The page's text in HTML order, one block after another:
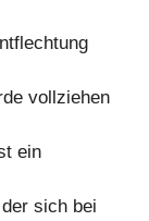
vollziehen
ein
sich bei